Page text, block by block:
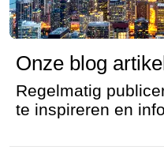
Onze blog
Regelmatig
te inspireren en